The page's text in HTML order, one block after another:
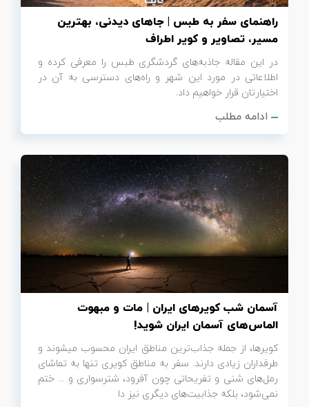
راهنمای سفر به طبس | جاهای دیدنی، بهترین
مسیر، تصاویر و کویر اطراف
در این مقاله جاذبه‌های گردشگری طبس را معرفی کرده و
اطلاعاتی در مورد این شهر و راه‌های دسترسی به آن در
اختیارتان قرار خواهیم داد.
ادامه مطلب
آسمان شب کویرهای ایران | مات و مبهوت
الماس‌های آسمان ایران شوید!
کویرها، از جمله جذاب‌ترین مناطق ایران محسوب می‎شوند و
طرفداران زیادی دارند. سفر به مناطق کویری تنها به تماشای
رمل‌های شنی و تفریحاتی چون آفرود، شترسواری و ... ختم
نمی‌شود، بلکه جذابیت‌های دیگری نیز دا